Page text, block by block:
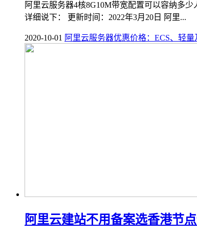
阿里云服务器4核8G10M带宽配置可以容纳多
详细说下： 更新时间：2022年3月20日 阿里...
2020-10-01 阿里云服务器优惠价格：ECS、轻
阿里云建站不用备案选香港节